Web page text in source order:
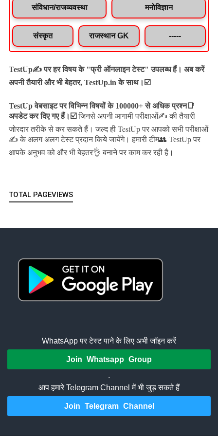
संविधान/राजव्यवस्था मनोविज्ञान
संस्कृत राजस्थान GK -----
TestUp✍️ पर हर विषय के "फ्री ऑनलाइन टेस्ट" उपलब्ध हैं। अब करें
अपनी तैयारी और भी बेहतर, TestUp.in के साथ।☑️
TestUp वेबसाइट पर विभिन्न विषयों के 100000+ से अधिक प्रश्न📑
अपडेट कर दिए गए हैं। ☑️ जिनसे अपनी आगामी परीक्षाओं✍️ की तैयारी
जोरदार तरीके से कर सकते हैं।जल्द ही TestUp पर आपको सभी परीक्षाओं
✍️ के अलग अलग टेस्ट प्रदान किये जायेंगे। हमारी टीम👥 TestUp पर
आपके अनुभव को और भी बेहतर👌 बनाने पर काम कर रही है।
TOTAL PAGEVIEWS
WhatsApp पर टेस्ट पाने के लिए अभी जॉइन करें
Join Whatsapp Group
.
आप हमारे Telegram Channel में भी जुड़ सकते हैं
Join Telegram Channel